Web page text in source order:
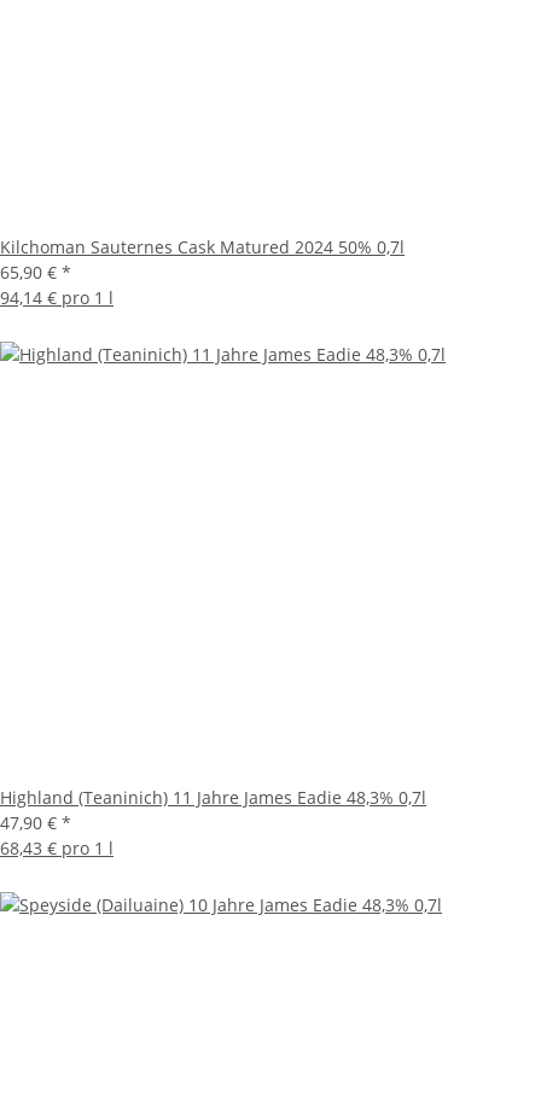
Kilchoman Sauternes Cask Matured 2024 50% 0,7l
65,90 € *
94,14 € pro 1 l
Highland (Teaninich) 11 Jahre James Eadie 48,3% 0,7l
47,90 € *
68,43 € pro 1 l